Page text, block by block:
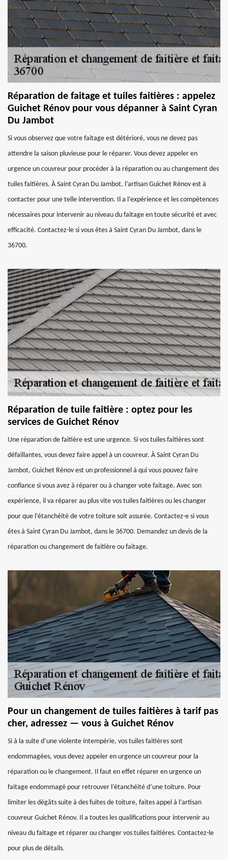
Réparation de faitage et tuiles faitières : appelez
Guichet Rénov pour vous dépanner à Saint Cyran
Du Jambot
Si vous observez que votre faitage est détérioré, vous ne devez pas
attendre la saison pluvieuse pour le réparer. Vous devez appeler en
urgence un couvreur pour procéder à la réparation ou au changement des
tuiles faitières. À Saint Cyran Du Jambot, l’artisan Guichet Rénov est à
contacter pour une telle intervention. Il a l’expérience et les compétences
nécessaires pour intervenir au niveau du faitage en toute sécurité et avec
efficacité. Contactez-le si vous êtes à Saint Cyran Du Jambot, dans le
36700.
Réparation de tuile faitière : optez pour les
services de Guichet Rénov
Une réparation de faitière est une urgence. Si vos tuiles faitières sont
défaillantes, vous devez faire appel à un couvreur. À Saint Cyran Du
Jambot, Guichet Rénov est un professionnel à qui vous pouvez faire
confiance si vous avez à réparer ou à changer vote faitage. Avec son
expérience, il va réparer au plus vite vos tuiles faitières ou les changer
pour que l’étanchéité de votre toiture soit assurée. Contactez-e si vous
êtes à Saint Cyran Du Jambot, dans le 36700. Demandez un devis de la
réparation ou changement de faitière ou faitage.
Pour un changement de tuiles faitières à tarif pas
cher, adressez — vous à Guichet Rénov
Si à la suite d’une violente intempérie, vos tuiles faitières sont
endommagées, vous devez appeler en urgence un couvreur pour la
réparation ou le changement. Il faut en effet réparer en urgence un
faitage endommagé pour retrouver l’étanchéité d’une toiture. Pour
limiter les dégâts suite à des fuites de toiture, faites appel à l’artisan
couvreur Guichet Rénov. Il a toutes les qualifications pour intervenir au
niveau du faitage et réparer ou changer vos tuiles faitières. Contactez-le
pour plus de détails.